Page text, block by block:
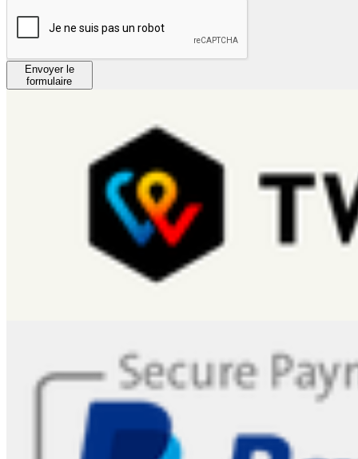
Envoyer le
formulaire